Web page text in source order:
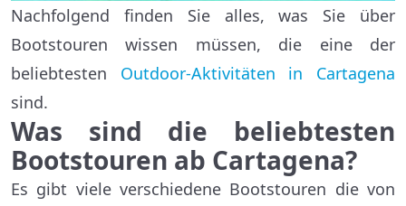
Nachfolgend finden Sie alles, was Sie über
Bootstouren wissen müssen, die eine der
beliebtesten Outdoor-Aktivitäten in Cartagena
sind.
Was sind die beliebtesten
Bootstouren ab Cartagena?
Es gibt viele verschiedene Bootstouren die von